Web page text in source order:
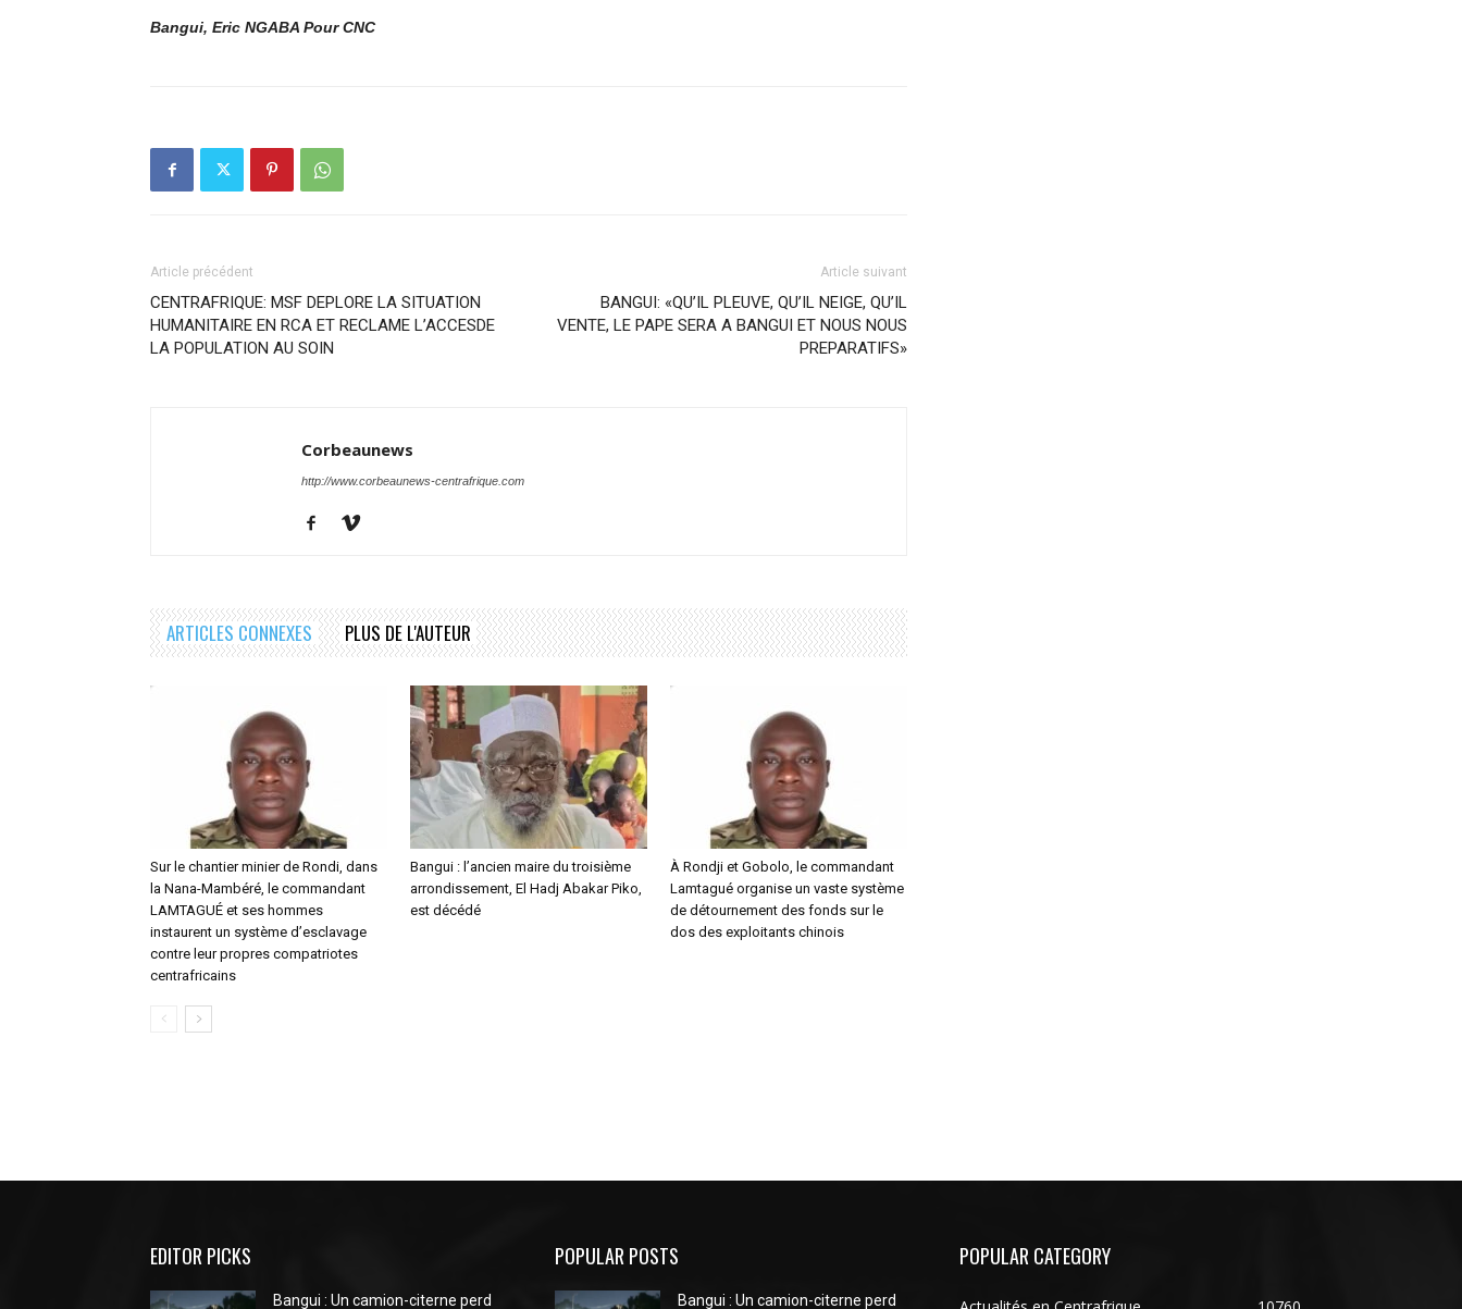
Bangui, Eric NGABA Pour CNC
Article précédent
CENTRAFRIQUE: MSF DEPLORE LA SITUATION
HUMANITAIRE EN RCA ET RECLAME L’ACCESDE
LA POPULATION AU SOIN
Article suivant
BANGUI: «QU’IL PLEUVE, QU’IL NEIGE, QU’IL
VENTE, LE PAPE SERA A BANGUI ET NOUS NOUS
PREPARATIFS»
Corbeaunews
http://www.corbeaunews-centrafrique.com
ARTICLES CONNEXES PLUS DE L'AUTEUR
Sur le chantier minier de Rondi, dans
la Nana-Mambéré, le commandant
LAMTAGUÉ et ses hommes
instaurent un système d’esclavage
contre leur propres compatriotes
centrafricains
Bangui : l’ancien maire du troisième
arrondissement, El Hadj Abakar Piko,
est décédé
À Rondji et Gobolo, le commandant
Lamtagué organise un vaste système
de détournement des fonds sur le
dos des exploitants chinois
EDITOR PICKS
Bangui : Un camion-citerne perd
POPULAR POSTS
Bangui : Un camion-citerne perd
POPULAR CATEGORY